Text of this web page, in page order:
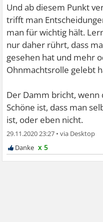
Und ab diesem Punkt
trifft man
man für wichtig hält.
nur daher rührt, dass
gesehen hat und mehr
Ohnmachtsrolle gelebt
Der Damm bricht, wenn
Schöne ist, dass man
ist, oder eben nicht.
29.11.2020 23:27 •
x 5